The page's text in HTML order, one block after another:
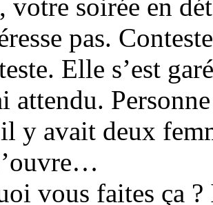
soirée en
pas.
Elle s’est
attendu.
y avait deux
vous faites ça